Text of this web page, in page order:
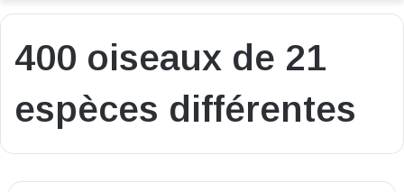
400 oiseaux de 21
espèces différentes